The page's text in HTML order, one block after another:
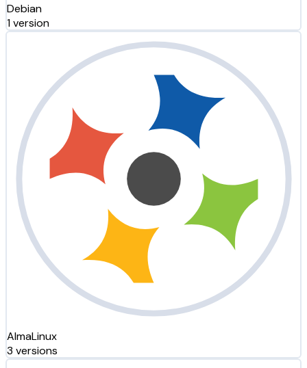
Debian
1 version
AlmaLinux
3 versions